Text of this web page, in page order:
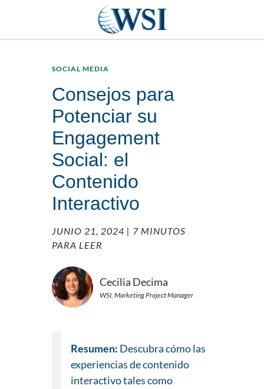
SOCIAL MEDIA
Consejos para
Potenciar su
Engagement
Social: el
Contenido
Interactivo
JUNIO 21, 2024 | 7 MINUTOS
PARA LEER
Cecilia Decima
WSI, Marketing Project Manager
Resumen: Descubra cómo las
experiencias de contenido
interactivo tales como